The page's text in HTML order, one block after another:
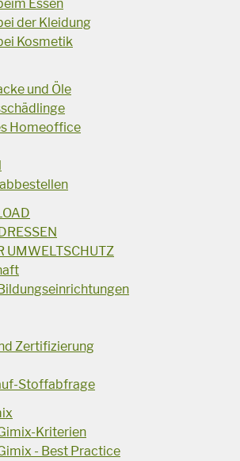
Essen
der Kleidung
Kosmetik
und Öle
Homeoffice
UMWELTSCHUTZ
Zertifizierung
Stoffabfrage
Kriterien
- Best Practice